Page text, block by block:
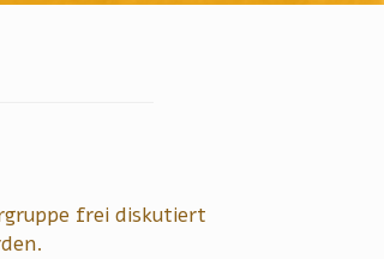
frei diskutiert